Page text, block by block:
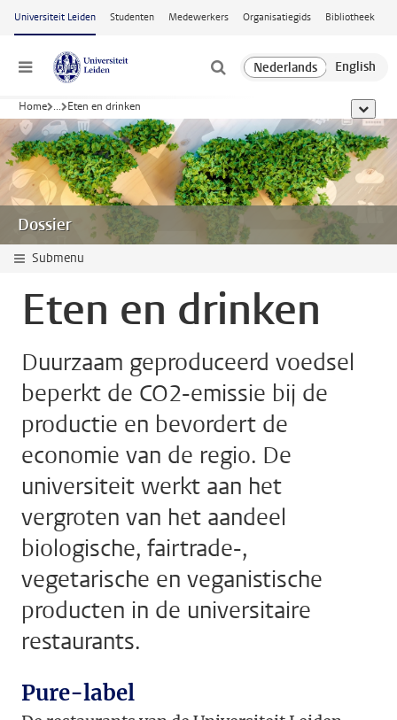
Ga naar hoofdinhoud
Universiteit Leiden Studenten Medewerkers Organisatiegids Bibliotheek
Menu
Home ... Eten en drinken toon
Dossier
Submenu
Eten en drinken
Duurzaam geproduceerd voedsel
beperkt de CO2-emissie bij de
productie en bevordert de
economie van de regio. De
universiteit werkt aan het
vergroten van het aandeel
biologische, fairtrade-,
vegetarische en veganistische
producten in de universitaire
restaurants.
Pure-label